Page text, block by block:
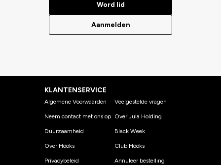
Word lid
Aanmelden
KLANTENSERVICE
Algemene Voorwaarden
Neem contact met ons op
Duurzaamheid
Over Hööks
Privacybeleid
Veelgestelde vragen
Over Jula Holding
Black Week
Club Hööks
Annuleer bestelling